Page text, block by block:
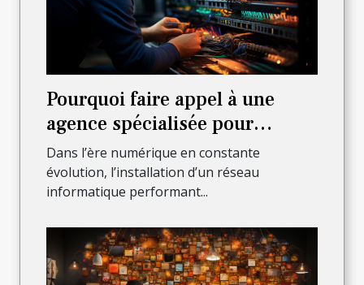
Pourquoi faire appel à une
agence spécialisée pour
l’installation complète de votre
réseau informatique ?
Dans l’ère numérique en constante
évolution, l’installation d’un réseau
informatique performant...